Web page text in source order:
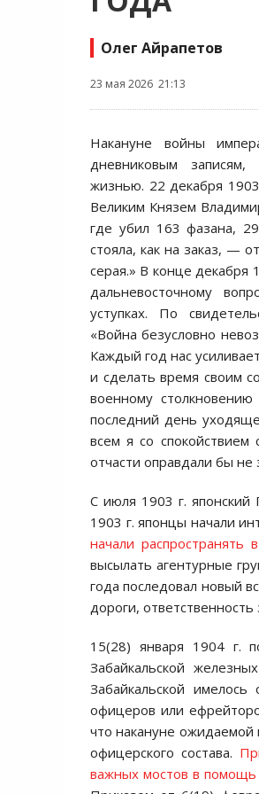
Олег Айрапетов
23 мая 2026 21:13
Накануне войны
дневниковым
жизнью. 22 декабря
Великим Князем
где убил 163 фазана,
стояла, как на заказ, —
серая.» В конце декабря
дальневосточному
уступках. По
«Война безусловно
Каждый год нас
и сделать время своим
военному
последний день
всем я со
отчасти оправдали бы не
С июля 1903 г. японский
1903 г. японцы начали
начали
высылать агентурные
года последовал новый
дороги,
15(28) января 1904 г.
Забайкальской
Забайкальской
офицеров или
что накануне ожидаемой
офицерского состава.
важных мостов в помощь